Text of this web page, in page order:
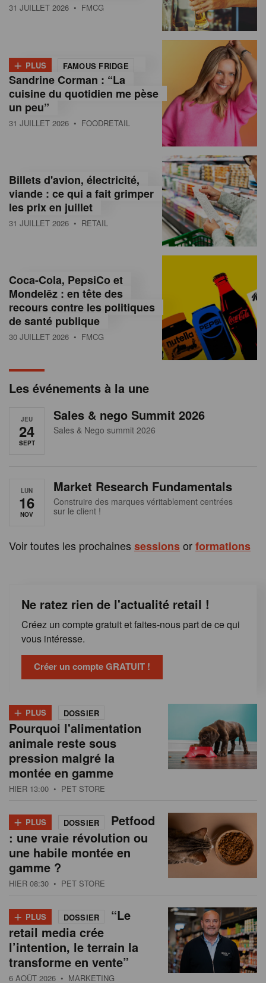
o
m
a
s
s
u
e
e
a
31 JUILLET 2026 • FMCG
+ PLUS FAMOUS FRIDGE
Sandrine Corman : “La
cuisine du quotidien me pèse
un peu”
31 JUILLET 2026 • FOODRETAIL
Billets d'avion, électricité,
viande : ce qui a fait grimper
les prix en juillet
31 JUILLET 2026 • RETAIL
Coca-Cola, PepsiCo et
Mondelēz : en tête des
recours contre les politiques
de santé publique
30 JUILLET 2026 • FMCG
Les événements à la une
JEU
24
SEPT
Sales & nego Summit 2026
Sales & Nego summit 2026
LUN
16
NOV
Market Research Fundamentals
Construire des marques véritablement centrées
sur le client !
Voir toutes les prochaines sessionsorformations
Ne ratez rien de l'actualité retail !
Créez un compte gratuit et faites-nous part de ce qui
vous intéresse.
Créer un compte GRATUIT !
+ PLUS DOSSIER
Pourquoi l'alimentation
animale reste sous
pression malgré la
montée en gamme
HIER 13:00 • PET STORE
+ PLUS DOSSIER
Petfood
: une vraie révolution ou
une habile montée en
gamme ?
HIER 08:30 • PET STORE
+ PLUS DOSSIER
“Le
retail media crée
l’intention, le terrain la
transforme en vente”
6 AOÛT 2026 • MARKETING